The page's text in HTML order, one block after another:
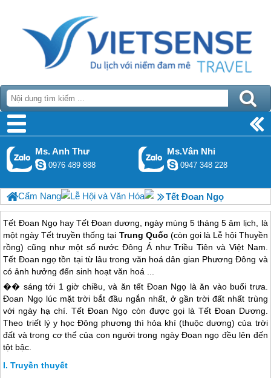
Ms. Anh Thư
0976 489 888
Ms.Vân Nhi
0947 348 228
Cẩm Nang Lễ Hội và Văn Hóa Tết Đoan Ngọ
Tết Đoan Ngọ hay Tết Đoan dương, ngày mùng 5 tháng 5 âm lịch, là
một ngày Tết truyền thống tại Trung Quốc(còn gọi là Lễ hội Thuyền
rồng) cũng như một số nước Đông Á như Triều Tiên và Việt Nam.
Tết Đoan ngọ tồn tại từ lâu trong văn hoá dân gian Phương Đông và
có ảnh hưởng đến sinh hoạt văn hoá ...
�� sáng tới 1 giờ chiều, và ăn tết Đoan Ngọ là ăn vào buổi trưa.
Đoan Ngọ lúc mặt trời bắt đầu ngắn nhất, ở gần trời đất nhất trùng
với ngày hạ chí. Tết Đoan Ngọ còn được gọi là Tết Đoan Dương.
Theo triết lý y học Đông phương thì hỏa khí (thuộc dương) của trời
đất và trong cơ thể của con người trong ngày Đoan ngọ đều lên đến
tột bậc.
Truyền thuyết